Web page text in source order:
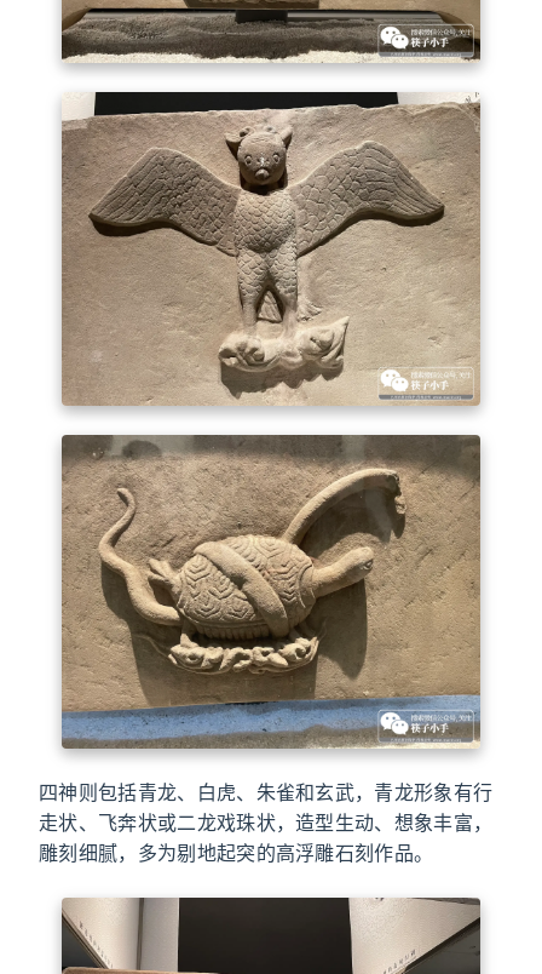
四神则包括青龙、白虎、朱雀和玄武，青龙形象有行
走状、飞奔状或二龙戏珠状，造型生动、想象丰富，
雕刻细腻，多为剔地起突的高浮雕石刻作品。